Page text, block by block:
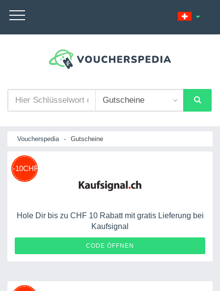
Voucherspedia - Gutscheine
-10CHF
Hole Dir bis zu CHF 10 Rabatt mit gratis Lieferung bei
Kaufsignal
CODE ÖFFNEN